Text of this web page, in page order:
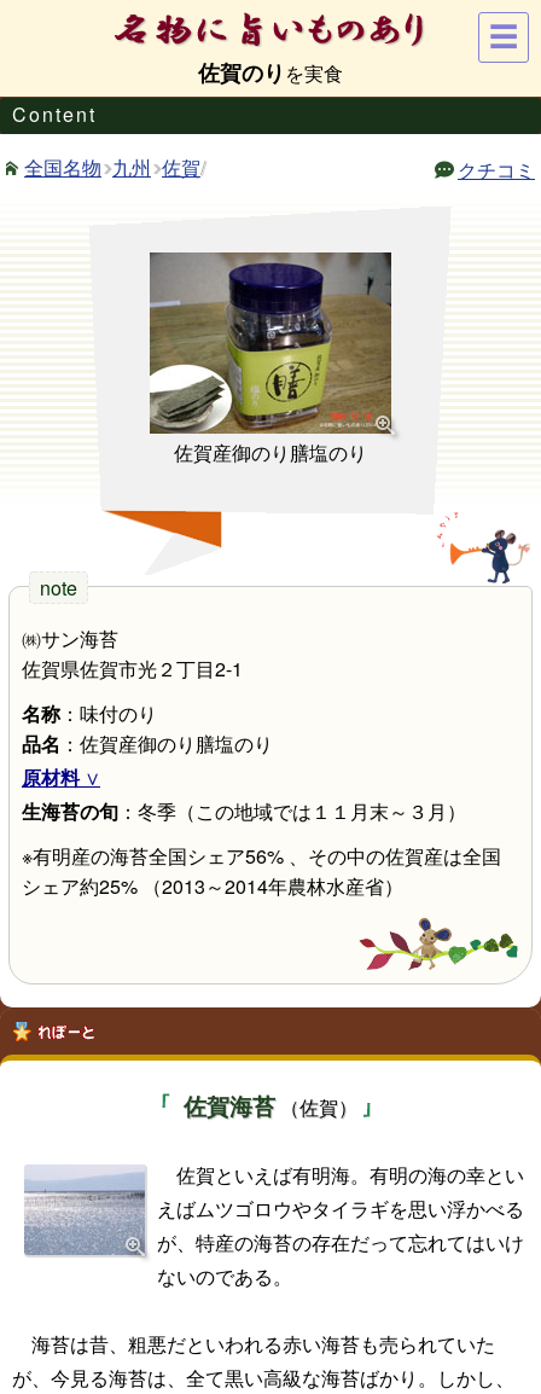
佐賀のり
Content
全国名物 九州 佐賀/ クチコミ
佐賀産御のり膳塩のり
㈱サン海苔
佐賀県佐賀市光２丁目2-1
名称：味付のり
品名 ：佐賀産御のり膳塩のり
原材料
生海苔の旬 ：冬季（この地域では１１月末～３月）
※有明産の海苔全国シェア56% 、その中の佐賀産は全国
シェア約25% （2013～2014年農林水産省）
佐賀海苔 （佐賀）
佐賀といえば有明海。有明の海の幸とい
えばムツゴロウやタイラギを思い浮かべる
が、特産の海苔の存在だって忘れてはいけ
ないのである。
海苔は昔、粗悪だといわれる赤い海苔も売られていた
が、今見る海苔は、全て黒い高級な海苔ばかり。しかし、
☰